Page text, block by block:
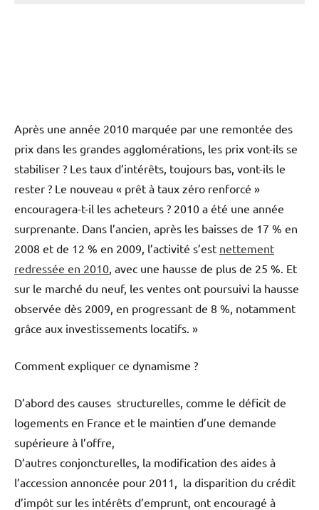
Après une année 2010 marquée par une remontée des
prix dans les grandes agglomérations, les prix vont-ils se
stabiliser ? Les taux d’intérêts, toujours bas, vont-ils le
rester ? Le nouveau « prêt à taux zéro renforcé »
encouragera-t-il les acheteurs ? 2010 a été une année
surprenante. Dans l’ancien, après les baisses de 17 % en
2008 et de 12 % en 2009, l’activité s’est nettement
redressée en 2010 , avec une hausse de plus de 25 %. Et
sur le marché du neuf, les ventes ont poursuivi la hausse
observée dès 2009, en progressant de 8 %, notamment
grâce aux investissements locatifs. »
Comment expliquer ce dynamisme ?
D’abord des causes structurelles, comme le déficit de
logements en France et le maintien d’une demande
supérieure à l’offre,
D’autres conjoncturelles, la modification des aides à
l’accession annoncée pour 2011, la disparition du crédit
d’impôt sur les intérêts d’emprunt, ont encouragé à